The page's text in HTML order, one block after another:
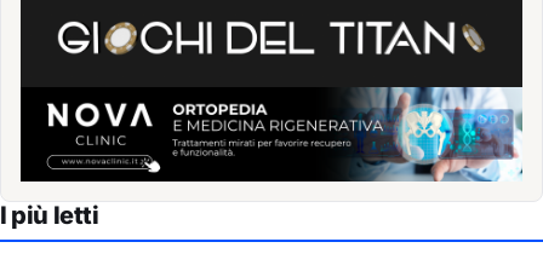
I più letti